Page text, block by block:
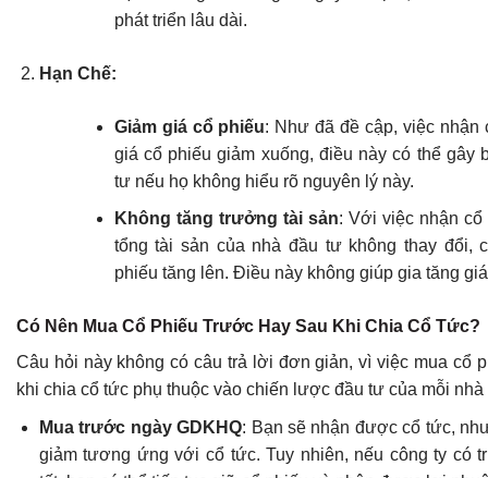
phát triển lâu dài.
Hạn Chế:
Giảm giá cổ phiếu: Như đã đề cập, việc nhận
giá cổ phiếu giảm xuống, điều này có thể gây
tư nếu họ không hiểu rõ nguyên lý này.
Không tăng trưởng tài sản: Với việc nhận
tổng tài sản của nhà đầu tư không thay đổi,
phiếu tăng lên. Điều này không giúp gia tăng
Có Nên Mua Cổ Phiếu Trước Hay Sau Khi Chia Cổ Tức?
Câu hỏi này không có câu trả lời đơn giản, vì việc mua cổ
khi chia cổ tức phụ thuộc vào chiến lược đầu tư của mỗi nhà
Mua trước ngày GDKHQ: Bạn sẽ nhận được cổ tức,
giảm tương ứng với cổ tức. Tuy nhiên, nếu công ty có